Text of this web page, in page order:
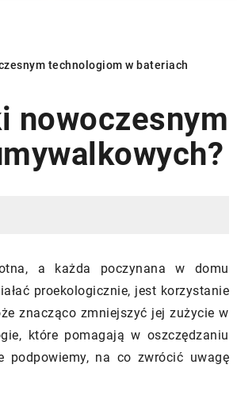
technologiom w bateriach
nowoczesnym
a każda poczynana w domu
proekologicznie, jest korzystanie
znacząco zmniejszyć jej zużycie w
które pomagają w oszczędzaniu
podpowiemy, na co zwrócić uwagę
INSTALACJE
OGRZEWANIE PODŁOGOWE
17/06/2024
Komfort i efektywność ogrzewania